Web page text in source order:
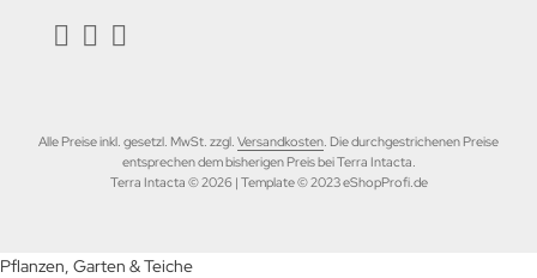
Alle Preise inkl. gesetzl. MwSt. zzgl. Versandkosten. Die durchgestrichenen Preise
entsprechen dem bisherigen Preis bei Terra Intacta.
Terra Intacta © 2026 | Template © 2023 eShopProfi.de
Pflanzen, Garten & Teiche